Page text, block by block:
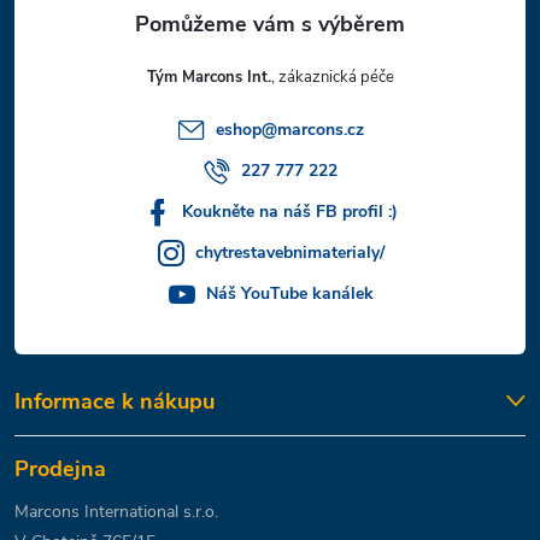
Tým Marcons Int.
eshop@marcons.cz
227 777 222
Koukněte na náš FB profil :)
chytrestavebnimaterialy/
Náš YouTube kanálek
Informace k nákupu
Prodejna
Marcons International s.r.o.